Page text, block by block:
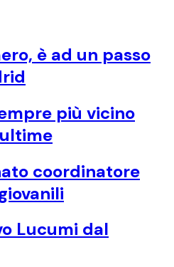
è ad un passo
più vicino
coordinatore
Lucumi dal